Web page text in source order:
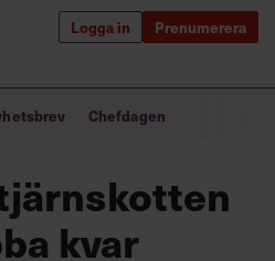
Logga in Prenumerera
världen
ledare
Chefdagen
kvar